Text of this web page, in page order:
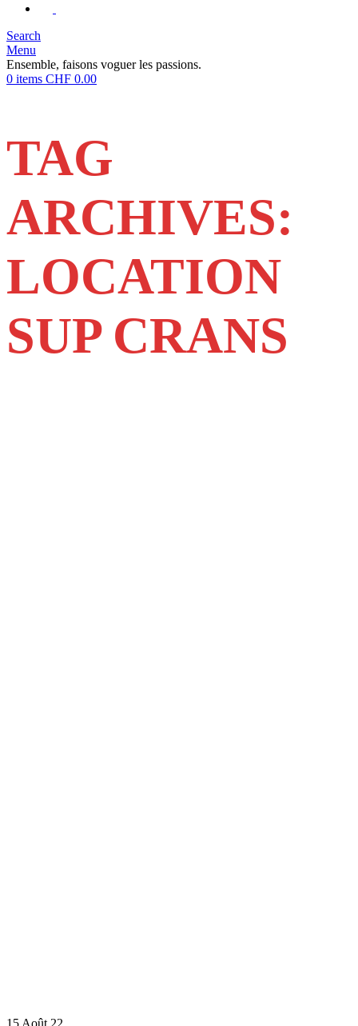
Search
Menu
Ensemble, faisons voguer les passions.
0 items CHF 0.00
TAG
ARCHIVES:
LOCATION
SUP CRANS
15 Août 22